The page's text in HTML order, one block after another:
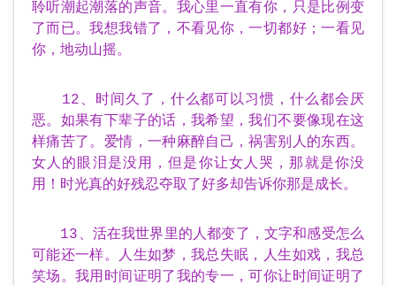
聆听潮起潮落的声音。我心里一直有你，只是比例变
了而已。我想我错了，不看见你，一切都好；一看见
你，地动山摇。
12、时间久了，什么都可以习惯，什么都会厌
恶。如果有下辈子的话，我希望，我们不要像现在这
样痛苦了。爱情，一种麻醉自己，祸害别人的东西。
女人的眼泪是没用，但是你让女人哭，那就是你没
用！时光真的好残忍夺取了好多却告诉你那是成长。
13、活在我世界里的人都变了，文字和感受怎么
可能还一样。人生如梦，我总失眠，人生如戏，我总
笑场。我用时间证明了我的专一，可你让时间证明了